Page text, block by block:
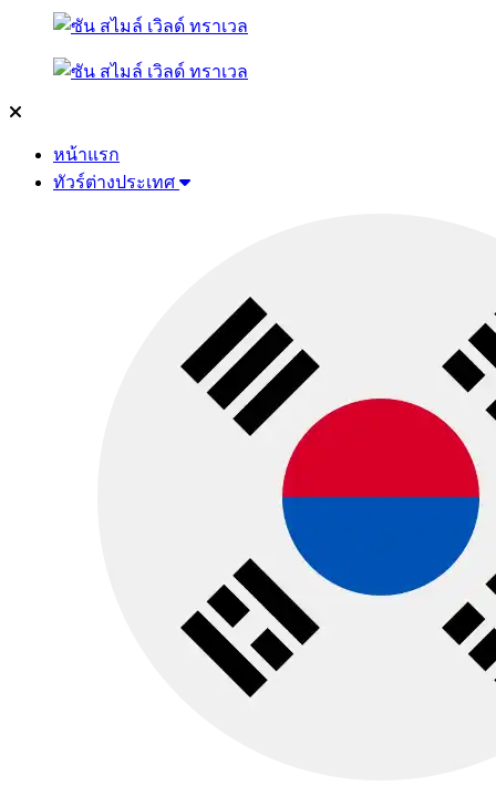
หน้าแรก
ทัวร์ต่างประเทศ